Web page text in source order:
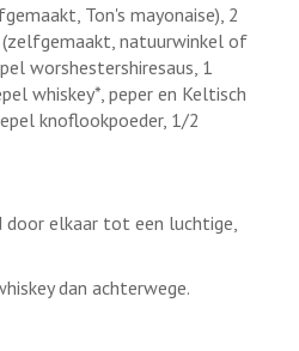
Ton's mayonaise), 2
natuurwinkel of
worshestershiresaus, 1
whiskey*, peper en Keltisch
knoflookpoeder, 1/2
elkaar tot een luchtige,
dan achterwege.